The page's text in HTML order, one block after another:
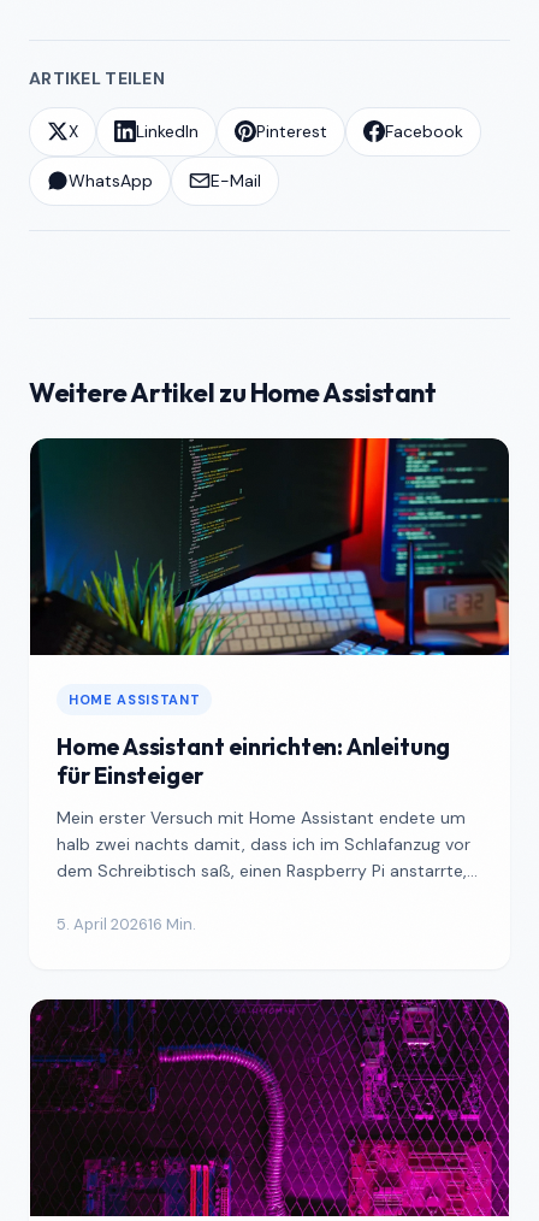
ARTIKEL TEILEN
X LinkedIn Pinterest Facebook
WhatsApp E-Mail
Weitere Artikel zu Home Assistant
HOME ASSISTANT
Home Assistant einrichten: Anleitung
für Einsteiger
Mein erster Versuch mit Home Assistant endete um
halb zwei nachts damit, dass ich im Schlafanzug vor
dem Schreibtisch saß, einen Raspberry Pi anstarrte,
5. April 202616 Min.